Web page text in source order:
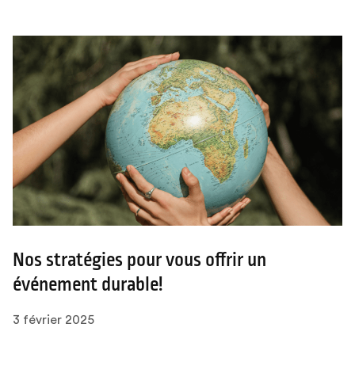
Nos stratégies pour vous offrir un
événement durable!
3 février 2025